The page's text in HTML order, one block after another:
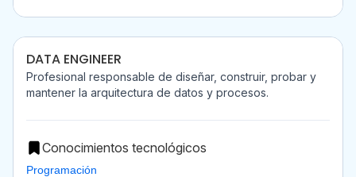
DATA ENGINEER
Profesional responsable de diseñar, construir, probar y
mantener la arquitectura de datos y procesos.
Conocimientos tecnológicos
Programación